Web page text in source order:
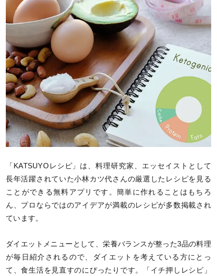
「KATSUYOレシピ」は、料理研究家、エッセイストとして
長年活躍されていた小林カツ代さんの厳選したレシピを見る
ことができる無料アプリです。簡単に作れることはもちろ
ん、プロならではのアイデアが満載のレシピが多数掲載され
ています。
ダイエットメニューとして、栄養バランスが整った3品の料理
が毎日紹介されるので、ダイエットを考えている方にとっ
て、食生活を見直すのにぴったりです。「イチ押しレシピ」